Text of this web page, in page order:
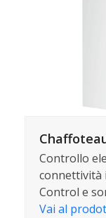
Controllo
connettività
Control e
Vai al